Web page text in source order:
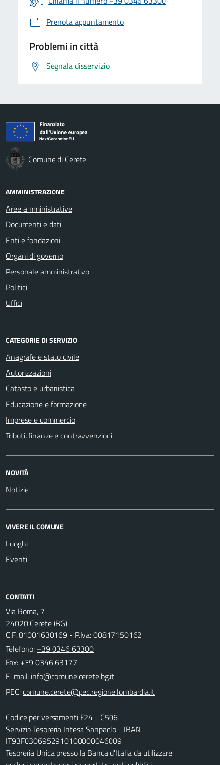
Prenota appuntamento
Problemi in città
Segnala disservizio
Comune di Cerete
AMMINISTRAZIONE
Aree amministrative
Documenti e dati
Enti e fondazioni
Organi di governo
Personale amministrativo
Politici
Uffici
CATEGORIE DI SERVIZIO
Anagrafe e stato civile
Autorizzazioni
Catasto e urbanistica
Educazione e formazione
Imprese e commercio
Tributi, finanze e contravvenzioni
NOVITÀ
Notizie
VIVERE IL COMUNE
Luoghi
Eventi
CONTATTI
Via Roma, 7
24020 Cerete (BG)
C.F. 81001630169 - P.Iva: 00817150162
Telefono: +39 0346 63300
Fax: +39 0346 63177
E-mail:
PEC:
Codice per versamenti F24 - C506
Servizio Tesoreria Intesa Sanpaolo - IBAN
IT93F0306952910100000046009
Tesoreria Unica presso la Banca d'Italia da utilizzare